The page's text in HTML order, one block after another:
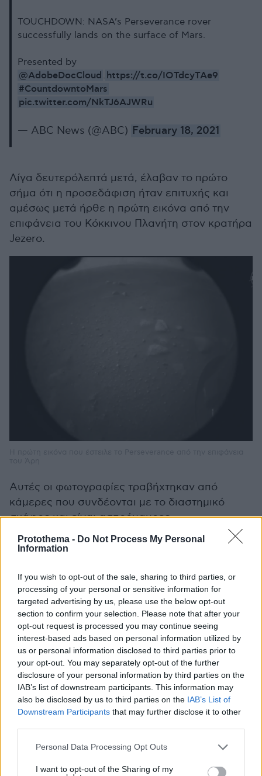
Protothema - Do Not Process My Personal
Information
If you wish to opt-out of the sale, sharing to third parties, or
processing of your personal or sensitive information for
targeted advertising by us, please use the below opt-out
section to confirm your selection. Please note that after your
opt-out request is processed you may continue seeing
interest-based ads based on personal information utilized by
us or personal information disclosed to third parties prior to
your opt-out. You may separately opt-out of the further
disclosure of your personal information by third parties on the
IAB’s list of downstream participants. This information may
also be disclosed by us to third parties on the IAB’s List of
Downstream Participants that may further disclose it to other
Please note that this website/app uses one or more Google
not limited to your visit or usage behaviour. You may click to
Personal Data Processing Opt Outs
I want to opt-out of the Sharing of my
TOUCHDOWN: NASA’s Perseverance rover
successfully lands on the surface of Mars.
Presented by
@AdobeDocCloud . https://t.co/IOTdcyTAe9
#CountdowntoMars
pic.twitter.com/NkTJ6AJWRu
— ABC News (@ABC) February 18, 2021
Λίγα δευτερόλεπτά μετά, έλαβαν το πρώτο
σήμα ότι η προσεδάφιση ήταν επιτυχής και
αμέσως μετά ήρθε η πρώτη εικόνα από την
επιφάνεια του Κόκκινου Πλανήτη στον κρατήρα
Jezero.
Αυτές οι φωτογραφίες τραβήχτηκαν από
κάμερες που συνδέονται με το διαστημικό
σκάφος και είναι ασπρόμαυρες.
Αργότερα οι εικόνες από το rover ήταν πολύ πιο
εντυπωσιακές.